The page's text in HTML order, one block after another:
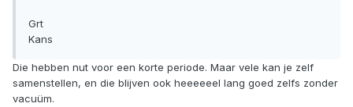
Grt
Kans
Die hebben nut voor een korte periode. Maar vele kan je zelf
samenstellen, en die blijven ook heeeeeel lang goed zelfs zonder
vacuüm.